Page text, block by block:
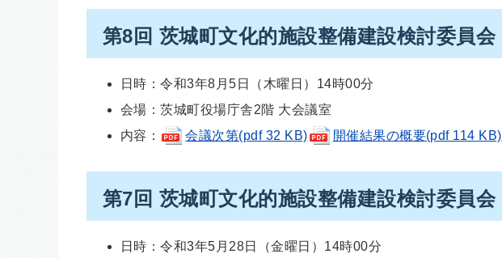
第8回 茨城町文化的施設整備建設検討委員会
日時：令和3年8月5日（木曜日）14時00分
会場：茨城町役場庁舎2階 大会議室
内容：
会議次第(pdf 32 KB) 開催結果の概要(pdf 114 KB)
第7回 茨城町文化的施設整備建設検討委員会
日時：令和3年5月28日（金曜日）14時00分